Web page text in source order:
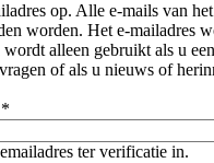
op. Alle e-mails van
worden. Het e-mailadres
wordt alleen gebruikt als u
of als u nieuws of
*
ter verificatie in.